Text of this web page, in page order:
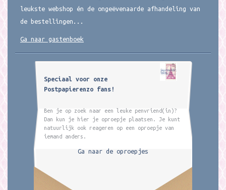
leukste webshop én de ongeëvenaarde afhandeling van
de bestellingen...
Ga naar gastenboek
Speciaal voor onze
Postpapierenzo fans!
Ben je op zoek naar een leuke penvriend(in)?
Dan kun je hier je oproepje plaatsen. Je kunt
natuurlijk ook reageren op een oproepje van
iemand anders.
Ga naar de oproepjes